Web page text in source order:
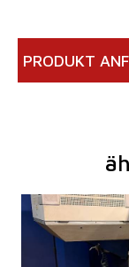
PRODUKT
Baujahr:
Max.
Max.
Max. Blechdicke